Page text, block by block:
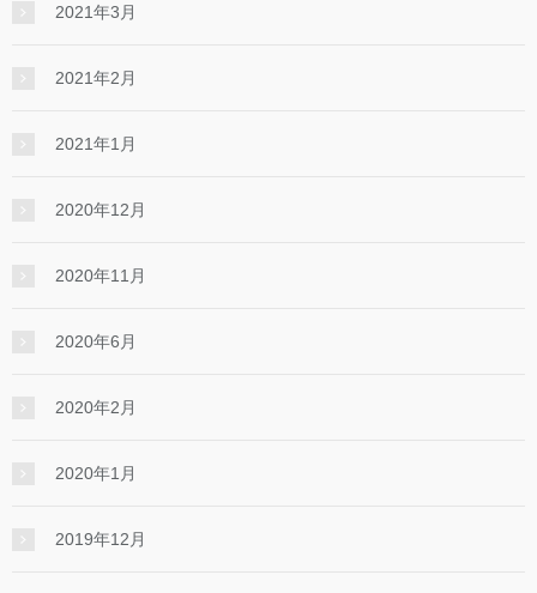
2021年3月
2021年2月
2021年1月
2020年12月
2020年11月
2020年6月
2020年2月
2020年1月
2019年12月